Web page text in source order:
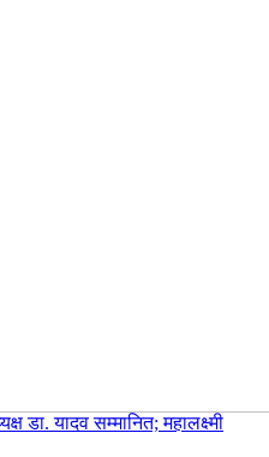
डा. यादव सम्मानित; महालक्ष्मी